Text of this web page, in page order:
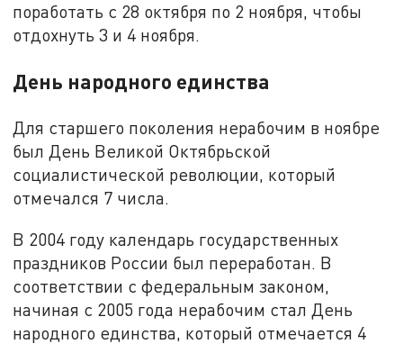
поработать с 28 октября по 2 ноября, чтобы
отдохнуть 3 и 4 ноября.
День народного единства
Для старшего поколения нерабочим в ноябре
был День Великой Октябрьской
социалистической революции, который
отмечался 7 числа.
В 2004 году календарь государственных
праздников России был переработан. В
соответствии с федеральным законом,
начиная с 2005 года нерабочим стал День
народного единства, который отмечается 4